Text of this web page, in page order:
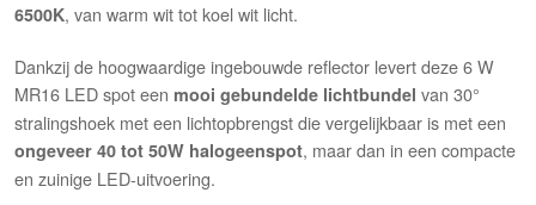
6500K, van warm wit tot koel wit licht.
Dankzij de hoogwaardige ingebouwde reflector levert deze 6 W
MR16 LED spot een mooi gebundelde lichtbundel van 30°
stralingshoek met een lichtopbrengst die vergelijkbaar is met een
ongeveer 40 tot 50W halogeenspot, maar dan in een compacte
en zuinige LED-uitvoering.